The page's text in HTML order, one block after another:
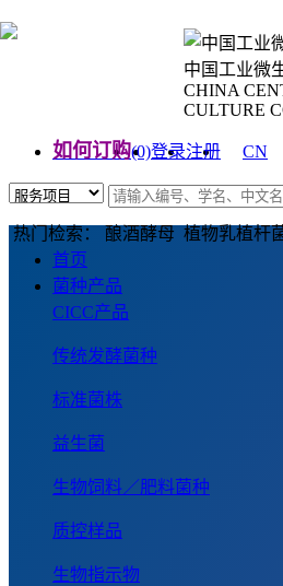
中国工业微
CHINA
CULTURE
如何订购(0)登录注册
CN
热门检索： 酿酒酵母 植物乳植杆
首页
菌种产品
CICC产品
传统发酵菌种
标准菌株
益生菌
生物饲料／肥料菌种
质控样品
生物指示物